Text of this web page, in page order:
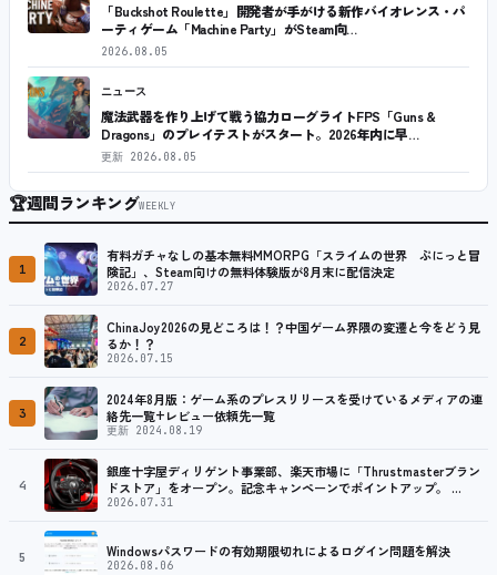
「Buckshot Roulette」開発者が手がける新作バイオレンス・パ
ーティゲーム「Machine Party」がSteam向…
2026.08.05
ニュース
魔法武器を作り上げて戦う協力ローグライトFPS「Guns &
Dragons」のプレイテストがスタート。2026年内に早…
更新 2026.08.05
🏆週間ランキングWEEKLY
1
有料ガチャなしの基本無料MMORPG「スライムの世界 ぷにっと冒
険記」、Steam向けの無料体験版が8月末に配信決定
2026.07.27
2
ChinaJoy2026の見どころは！？中国ゲーム界隈の変遷と今をどう見
るか！？
2026.07.15
3
2024年8月版：ゲーム系のプレスリリースを受けているメディアの連
絡先一覧+レビュー依頼先一覧
更新 2024.08.19
4
銀座十字屋ディリゲント事業部、楽天市場に「Thrustmasterブラン
ドストア」をオープン。記念キャンペーンでポイントアップ。 …
2026.07.31
5 Windowsパスワードの有効期限切れによるログイン問題を解決
2026.08.06